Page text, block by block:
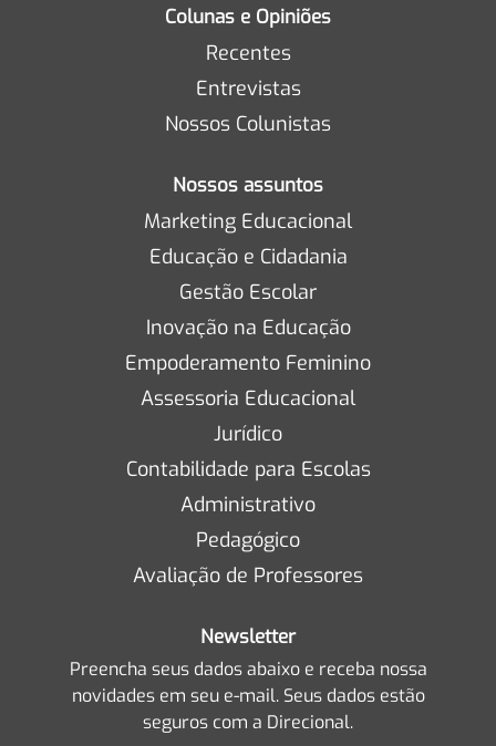
Colunas e Opiniões
Recentes
Entrevistas
Nossos Colunistas
Nossos assuntos
Marketing Educacional
Educação e Cidadania
Gestão Escolar
Inovação na Educação
Empoderamento Feminino
Assessoria Educacional
Jurídico
Contabilidade para Escolas
Administrativo
Pedagógico
Avaliação de Professores
Newsletter
Preencha seus dados abaixo e receba nossa
novidades em seu e-mail. Seus dados estão
seguros com a Direcional.